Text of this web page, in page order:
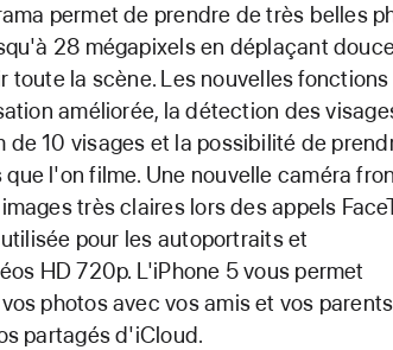
permet de prendre de très belles
28 mégapixels en déplaçant
toute la scène. Les nouvelles
améliorée, la détection des
de 10 visages et la possibilité de
l'on filme. Une nouvelle caméra
très claires lors des appels
pour les autoportraits et
HD 720p. L'iPhone 5 vous permet
photos avec vos amis et vos parents
partagés d'iCloud.